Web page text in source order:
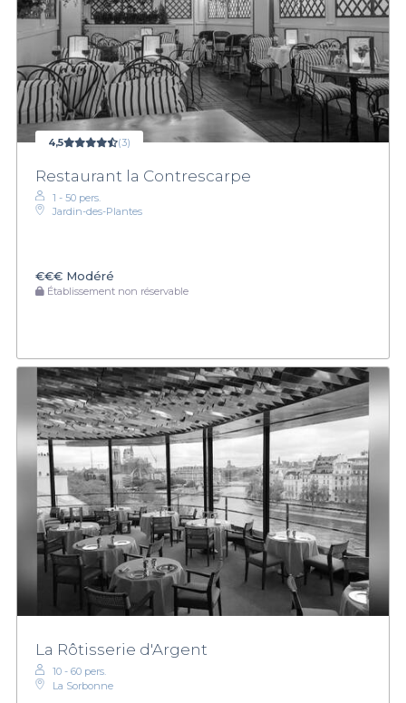
4,5 (3)
Restaurant la Contrescarpe
1 - 50 pers.
Jardin-des-Plantes
€€€ Modéré
Établissement non réservable
La Rôtisserie d'Argent
10 - 60 pers.
La Sorbonne